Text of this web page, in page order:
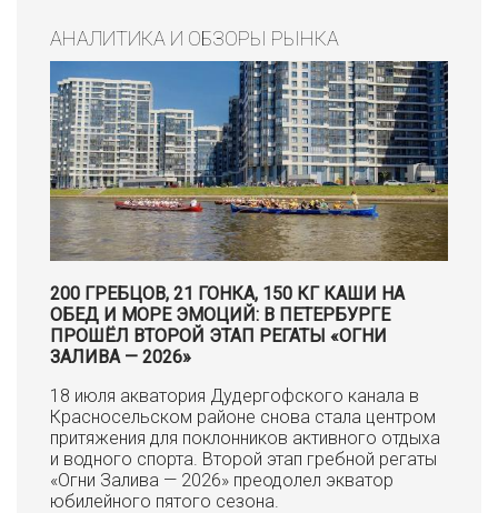
АНАЛИТИКА И ОБЗОРЫ РЫНКА
200 ГРЕБЦОВ, 21 ГОНКА, 150 КГ КАШИ НА
ОБЕД И МОРЕ ЭМОЦИЙ: В ПЕТЕРБУРГЕ
ПРОШЁЛ ВТОРОЙ ЭТАП РЕГАТЫ «ОГНИ
ЗАЛИВА — 2026»
18 июля акватория Дудергофского канала в
Красносельском районе снова стала центром
притяжения для поклонников активного отдыха
и водного спорта. Второй этап гребной регаты
«Огни Залива — 2026» преодолел экватор
юбилейного пятого сезона.